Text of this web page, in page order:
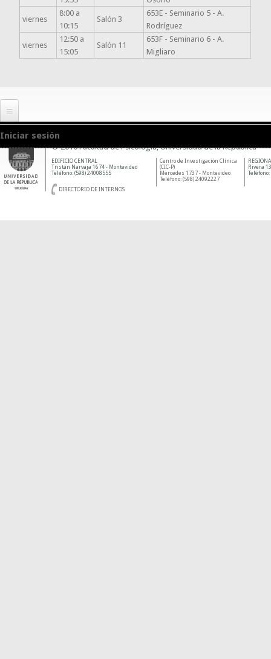
viernes
8:00 a
10:15
Salón 3
653E - Seminario 5 - A.
Rodríguez
viernes
12:50 a
15:05
Salón 11
653F - Seminario 6 - A.
Migliaro
Iniciar sesión
© 2010 Facultad de Psicología, Universidad de la República
Rivera
Teléfono:
Centro de Investigación Clínica
(CIC-P)
Mercedes 1737 - Montevideo
Teléfono: (598) 24092227
EDIFICIO CENTRAL
Tristán Narvaja 1674 - Montevideo
Teléfono: (598) 24008555
DIRECTORIO DE INTERNOS